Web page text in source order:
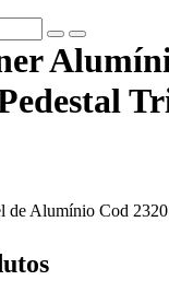
de Alumínio Cod 2320